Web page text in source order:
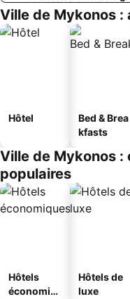
Ville de Mykonos
Hôtel
Bed & Brea
kfasts
Ville de Mykonos :
populaires
Hôtels
économiq
Hôtels de
luxe